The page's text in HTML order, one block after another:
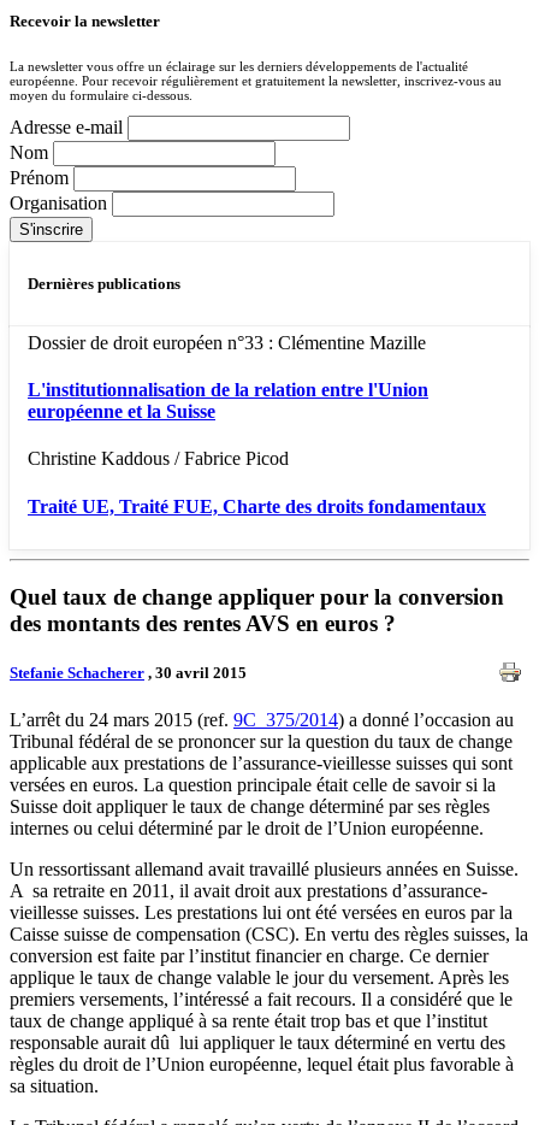
Recevoir la newsletter
La newsletter vous offre un éclairage sur les derniers développements de l'actualité
européenne. Pour recevoir régulièrement et gratuitement la newsletter, inscrivez-vous au
moyen du formulaire ci-dessous.
Adresse e-mail
Nom
Prénom
Organisation
Dernières publications
Dossier de droit européen n°33 : Clémentine Mazille
L'institutionnalisation de la relation entre l'Union
européenne et la Suisse
Christine Kaddous / Fabrice Picod
Traité UE, Traité FUE, Charte des droits fondamentaux
Quel taux de change appliquer pour la conversion
des montants des rentes AVS en euros ?
Stefanie Schacherer , 30 avril 2015
L’arrêt du 24 mars 2015 (ref. 9C_375/2014) a donné l’occasion au
Tribunal fédéral de se prononcer sur la question du taux de change
applicable aux prestations de l’assurance-vieillesse suisses qui sont
versées en euros. La question principale était celle de savoir si la
Suisse doit appliquer le taux de change déterminé par ses règles
internes ou celui déterminé par le droit de l’Union européenne.
Un ressortissant allemand avait travaillé plusieurs années en Suisse.
A sa retraite en 2011, il avait droit aux prestations d’assurance-
vieillesse suisses. Les prestations lui ont été versées en euros par la
Caisse suisse de compensation (CSC). En vertu des règles suisses, la
conversion est faite par l’institut financier en charge. Ce dernier
applique le taux de change valable le jour du versement. Après les
premiers versements, l’intéressé a fait recours. Il a considéré que le
taux de change appliqué à sa rente était trop bas et que l’institut
responsable aurait dû lui appliquer le taux déterminé en vertu des
règles du droit de l’Union européenne, lequel était plus favorable à
sa situation.